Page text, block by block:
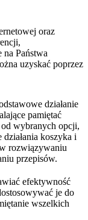
oraz
Państwa
uzyskać poprzez
działanie
pamiętać
wybranych opcji,
koszyka i
rozwiązywaniu
przepisów.
efektywność
je do
wszelkich